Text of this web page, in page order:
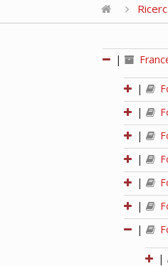
|
|
|
|
|
|
|
|
|